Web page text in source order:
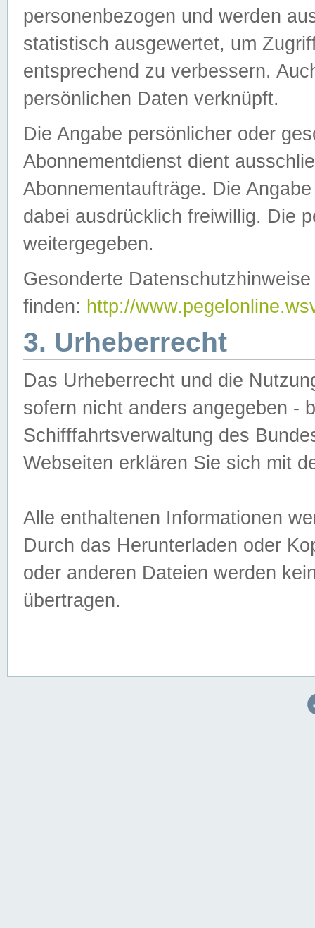
personenbezogen und werden
statistisch ausgewertet, um
entsprechend zu verbessern.
persönlichen Daten verknüpft.
Die Angabe persönlicher oder
Abonnementdienst dient
Abonnementaufträge. Die
dabei ausdrücklich freiwillig. Die
weitergegeben.
Gesonderte
finden: http://
3. Urheberrecht
Das Urheberrecht und die
sofern nicht anders angegeben -
Schifffahrtsverwaltung des
Webseiten erklären Sie sich mit
Alle enthaltenen Informationen
Durch das Herunterladen oder
oder anderen Dateien werden
übertragen.